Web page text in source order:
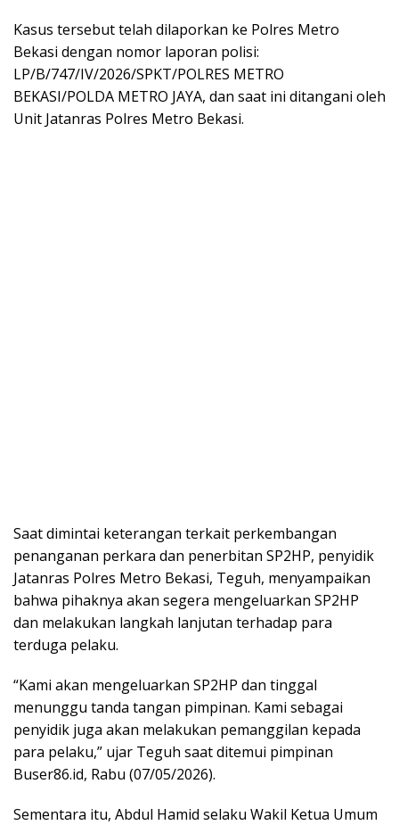
Kasus tersebut telah dilaporkan ke Polres Metro
Bekasi dengan nomor laporan polisi:
LP/B/747/IV/2026/SPKT/POLRES METRO
BEKASI/POLDA METRO JAYA, dan saat ini ditangani oleh
Unit Jatanras Polres Metro Bekasi.
Saat dimintai keterangan terkait perkembangan
penanganan perkara dan penerbitan SP2HP, penyidik
Jatanras Polres Metro Bekasi, Teguh, menyampaikan
bahwa pihaknya akan segera mengeluarkan SP2HP
dan melakukan langkah lanjutan terhadap para
terduga pelaku.
“Kami akan mengeluarkan SP2HP dan tinggal
menunggu tanda tangan pimpinan. Kami sebagai
penyidik juga akan melakukan pemanggilan kepada
para pelaku,” ujar Teguh saat ditemui pimpinan
Buser86.id, Rabu (07/05/2026).
Sementara itu, Abdul Hamid selaku Wakil Ketua Umum